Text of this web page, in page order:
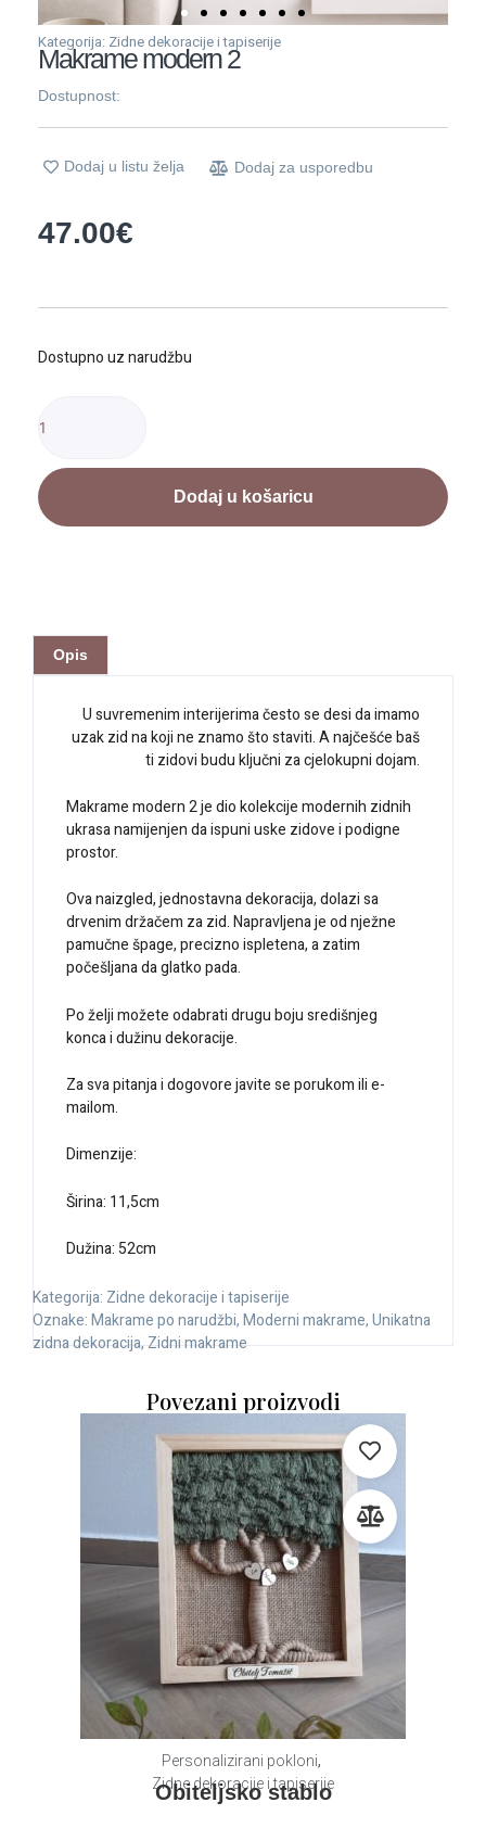
Kategorija: Zidne dekoracije i tapiserije
Makrame modern 2
Dostupnost:
Dodaj u listu želja Dodaj za usporedbu
47.00€
Dostupno uz narudžbu
modern
Dodaj u košaricu
Opis
U suvremenim interijerima često se desi da imamo
uzak zid na koji ne znamo što staviti. A najčešće baš
ti zidovi budu ključni za cjelokupni dojam.
Makrame modern 2 je dio kolekcije modernih zidnih
ukrasa namijenjen da ispuni uske zidove i podigne
prostor.
Ova naizgled, jednostavna dekoracija, dolazi sa
drvenim držačem za zid. Napravljena je od nježne
pamučne špage, precizno ispletena, a zatim
počešljana da glatko pada.
Po želji možete odabrati drugu boju središnjeg
konca i dužinu dekoracije.
Za sva pitanja i dogovore javite se porukom ili e-
mailom.
Dimenzije:
Širina: 11,5cm
Dužina: 52cm
Kategorija: Zidne dekoracije i tapiserije
Oznake:Makrame po narudžbi,Moderni makrame,Unikatna
zidna dekoracija, Zidni makrame
Povezani proizvodi
Personalizirani pokloni,
Zidne dekoracije i tapiserije
Obiteljsko stablo